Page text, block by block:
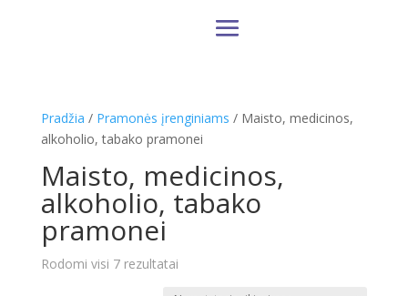
Pradžia / Pramonės įrenginiams / Maisto, medicinos,
alkoholio, tabako pramonei
Maisto, medicinos,
alkoholio, tabako
pramonei
Rodomi visi 7 rezultatai